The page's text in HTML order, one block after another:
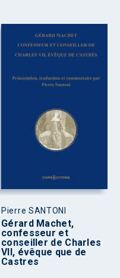
Pierre SANTONI
Gérard Machet,
confesseur et
conseiller de Charles
VII, évêque que de
Castres